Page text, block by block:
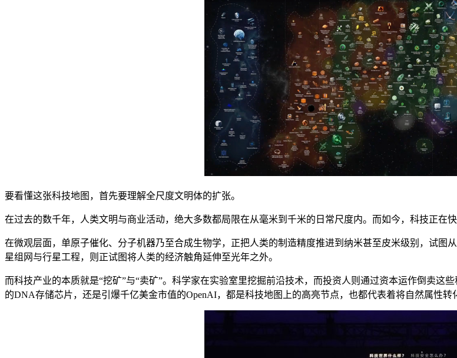
要看懂这张科技地图，首先要理解全尺度文明体的扩张。
在过去的数千年，人类文明与商业活动，绝大多数都局限在从毫米到千米的日常尺度内。而如今，科技正在
在微观层面，单原子催化、分子机器乃至合成生物学，正把人类的制造精度推进到纳米甚至皮米级别，试图
星组网与行星工程，则正试图将人类的经济触角延伸至光年之外。
而科技产业的本质就是“挖矿”与“卖矿”。科学家在实验室里挖掘前沿技术，而投资人则通过资本运作倒卖
的DNA存储芯片，还是引爆千亿美金市值的OpenAI，都是科技地图上的高亮节点，也都代表着将自然属性转